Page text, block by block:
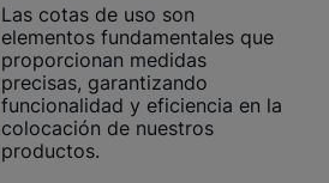
Las cotas de uso son
elementos fundamentales que
proporcionan medidas
precisas, garantizando
funcionalidad y eficiencia en la
colocación de nuestros
productos.